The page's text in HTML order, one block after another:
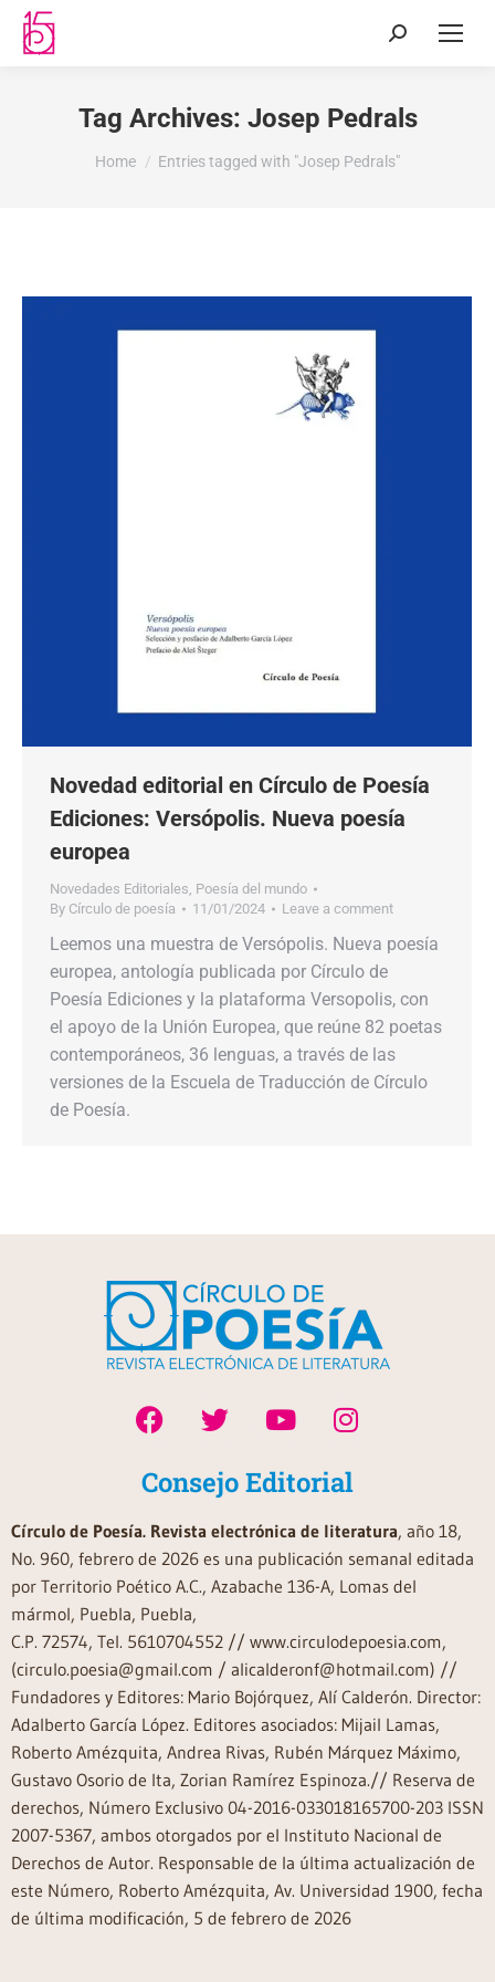
Tag Archives: Josep Pedrals
You are here:
Home Entries tagged with "Josep Pedrals"
Novedad editorial en Círculo de Poesía
Ediciones: Versópolis. Nueva poesía
europea
Novedades Editoriales, Poesía del mundo
By Círculo de poesía 11/01/2024 Leave a comment
Leemos una muestra de Versópolis. Nueva poesía
europea, antología publicada por Círculo de
Poesía Ediciones y la plataforma Versopolis, con
el apoyo de la Unión Europea, que reúne 82 poetas
contemporáneos, 36 lenguas, a través de las
versiones de la Escuela de Traducción de Círculo
de Poesía.
Consejo Editorial
Círculo de Poesía. Revista electrónica de literatura, año 18,
No. 960, febrero de 2026 es una publicación semanal editada
por Territorio Poético A.C., Azabache 136-A, Lomas del
mármol, Puebla, Puebla,
C.P. 72574, Tel. 5610704552 // www.circulodepoesia.com,
(circulo.poesia@gmail.com / alicalderonf@hotmail.com) //
Fundadores y Editores: Mario Bojórquez, Alí Calderón. Director:
Adalberto García López. Editores asociados: Mijail Lamas,
Roberto Amézquita, Andrea Rivas, Rubén Márquez Máximo,
Gustavo Osorio de Ita, Zorian Ramírez Espinoza.// Reserva de
derechos, Número Exclusivo 04-2016-033018165700-203 ISSN
2007-5367, ambos otorgados por el Instituto Nacional de
Derechos de Autor. Responsable de la última actualización de
este Número, Roberto Amézquita, Av. Universidad 1900, fecha
de última modificación, 5 de febrero de 2026